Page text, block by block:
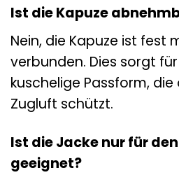
Ist die Kapuze
Nein, die Kapuze ist fest
verbunden. Dies sorgt
kuschelige Passform,
Zugluft schützt.
Ist die Jacke nur für
geeignet?